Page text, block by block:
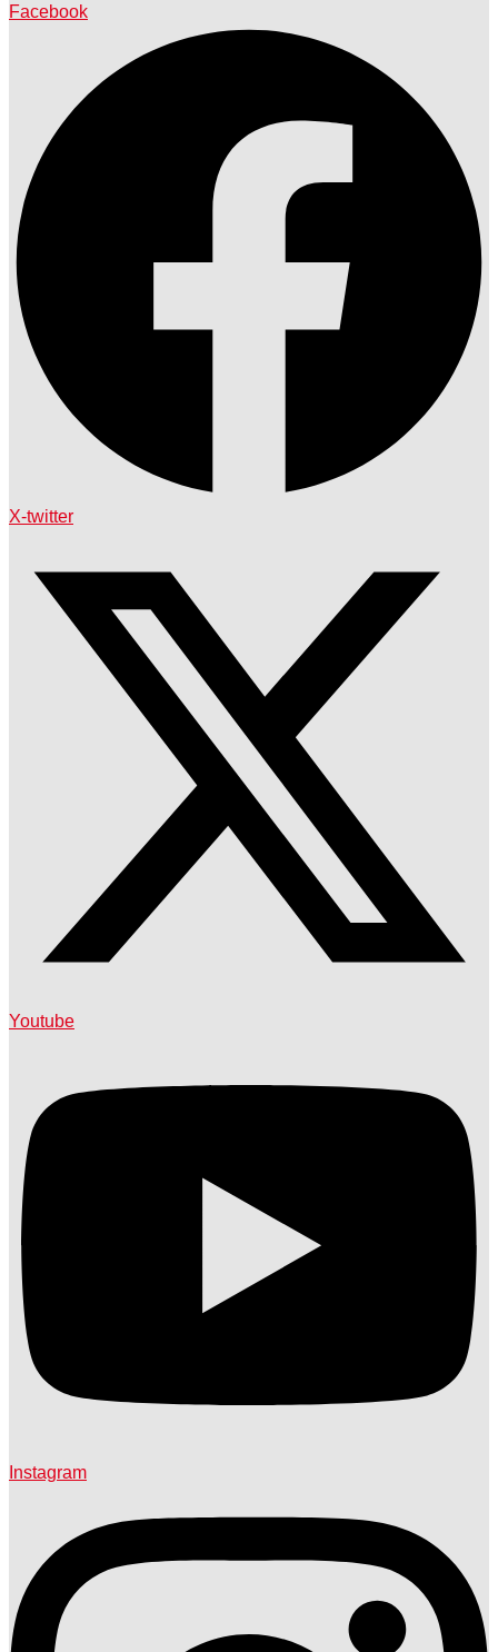
Facebook
X-twitter
Youtube
Instagram